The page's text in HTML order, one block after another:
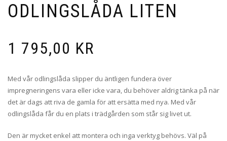
ODLINGSLÅDA LITEN
1 795,00 KR
Med vår odlingslåda slipper du äntligen fundera över
impregneringens vara eller icke vara, du behöver aldrig tänka på när
det är dags att riva de gamla för att ersätta med nya. Med vår
odlingslåda får du en plats i trädgården som står sig livet ut.
Den är mycket enkel att montera och inga verktyg behövs. Väl på